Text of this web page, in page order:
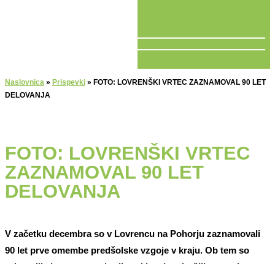
Naslovnica » Prispevki » FOTO: LOVRENŠKI VRTEC ZAZNAMOVAL 90 LET
DELOVANJA
FOTO: LOVRENŠKI VRTEC
ZAZNAMOVAL 90 LET
DELOVANJA
V začetku decembra so v Lovrencu na Pohorju zaznamovali
90 let prve omembe predšolske vzgoje v kraju. Ob tem so